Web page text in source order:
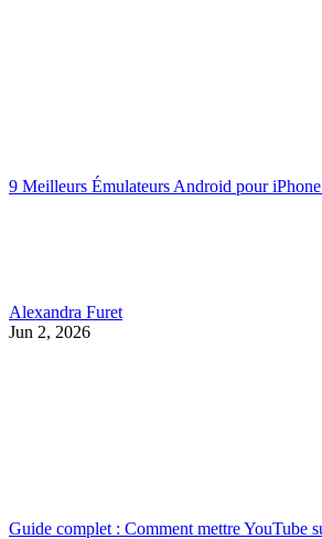
9 Meilleurs Émulateurs Android pour
Alexandra Furet
Jun 2, 2026
Guide complet : Comment mettre YouTube